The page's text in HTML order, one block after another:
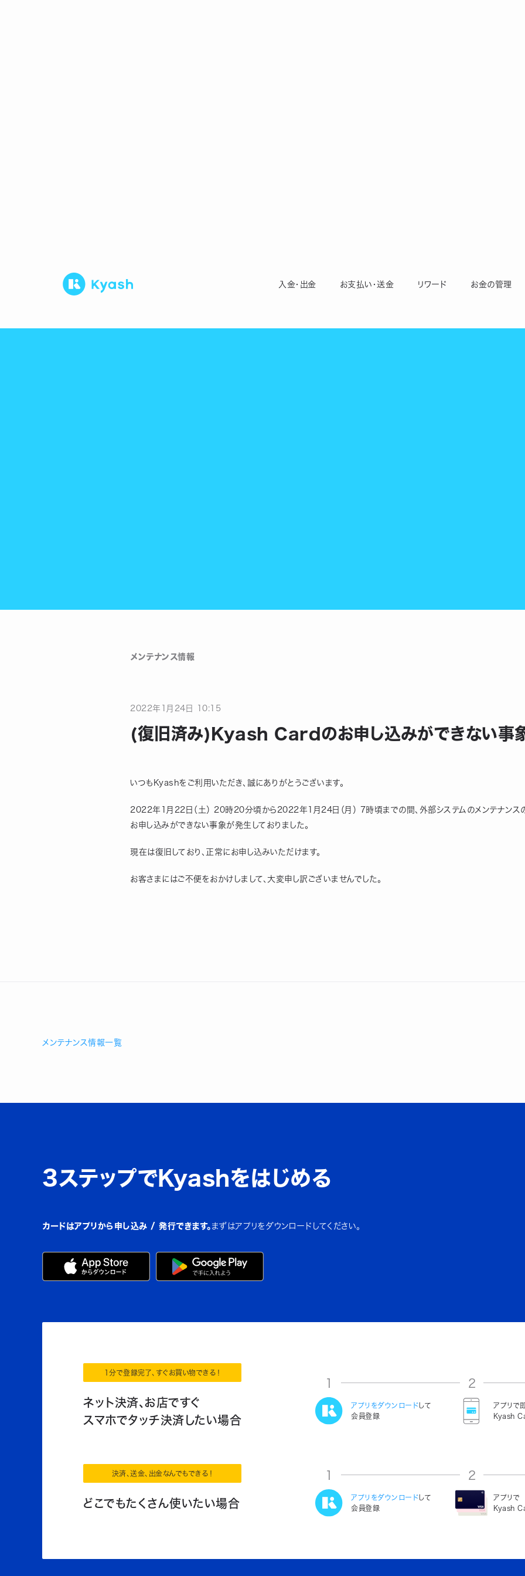
入金・出金 お支払い・送金 リワード お金の管理
メンテナンス情報
2022年 1 月 24 日 10:15
(復旧済み)Kyash Cardのお申し込みができない事
いつもKyashをご利用いただき、誠にありがとうございます。
2022年1月22日（土） 20時20分頃から2022年1月24日（月） 7時頃までの間、外部システムのメンテナン
お申し込みができない事象が発生しておりました。
現在は復旧しており、正常にお申し込みいただけます。
お客さまにはご不便をおかけしまして、大変申し訳ございませんでした。
メンテナンス情報一覧
3ステップでKyashをはじめる
カードはアプリから申し込み / 発行できます。 まずはアプリをダウンロードしてください。
1分で登録完了、すぐお買い物できる！
ネット決済、お店ですぐ
スマホでタッチ決済したい場合
1
アプリをダウンロードして
会員登録
2
アプリで
Kyash
決済、送金、出金なんでもできる！
どこでもたくさん使いたい場合
1
アプリをダウンロードして
会員登録
2
アプリで
Kyash